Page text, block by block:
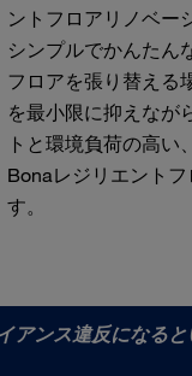
ントフロアリノベー
シンプルでかんたん
フロアを張り替える
を最小限に抑えなが
トと環境負荷の高い
Bonaレジリエント
す。
アンス違反になる